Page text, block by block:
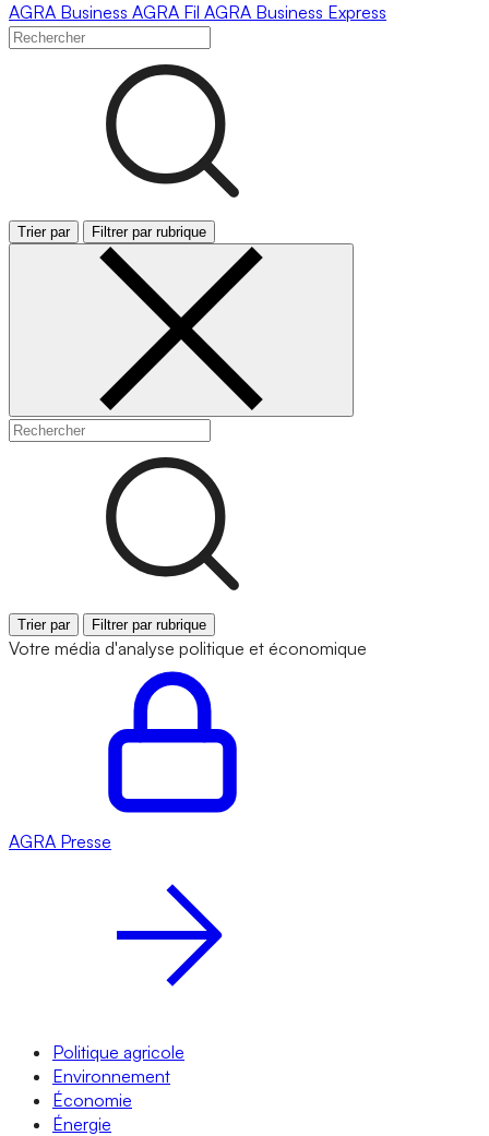
AGRA Business AGRA Fil AGRA Business Express
Trier par Filtrer par rubrique
Trier par Filtrer par rubrique
Votre média d'analyse politique et économique
AGRA Presse
Politique agricole
Environnement
Économie
Énergie